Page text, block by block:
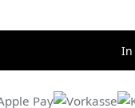
In